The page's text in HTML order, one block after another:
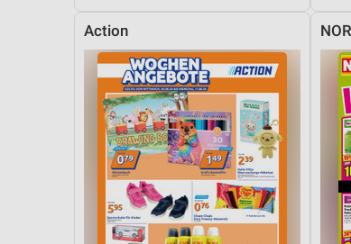
Action
Analyse von Zielgruppen durch Statistiken oder
Entwicklung und Verbesserung der Angebote
Verwendung reduzierter Daten zur Auswahl von Inhalten
IAB-Besonderheiten:
Verwendung genauer Standortdaten
Geräte anhand von aktiv angeforderten Informationen